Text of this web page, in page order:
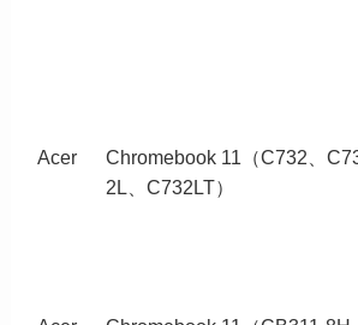
Acer
Chromebook 11（C732、
2L、C732LT）